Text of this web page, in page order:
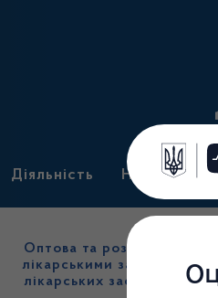
Діяльність
Оптова та роздрібна
лікарськими засобами,
лікарських засобів (крім